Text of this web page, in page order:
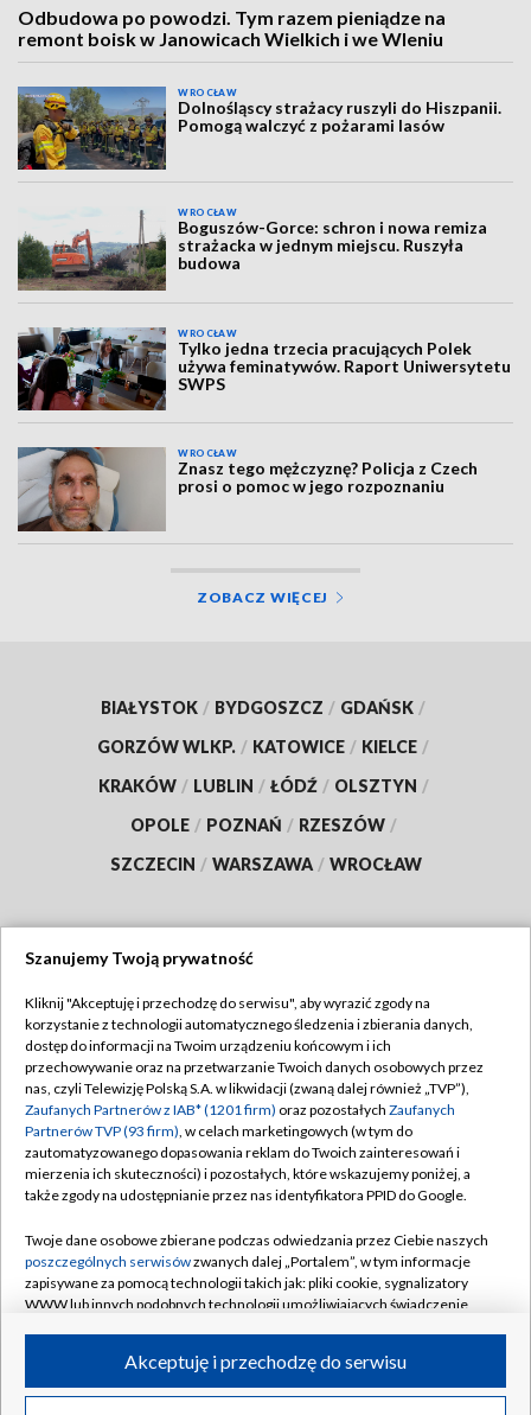
Odbudowa po powodzi. Tym razem pieniądze na
remont boisk w Janowicach Wielkich i we Wleniu
WROCŁAW
Dolnośląscy strażacy ruszyli do Hiszpanii.
Pomogą walczyć z pożarami lasów
WROCŁAW
Boguszów-Gorce: schron i nowa remiza
strażacka w jednym miejscu. Ruszyła
budowa
WROCŁAW
Tylko jedna trzecia pracujących Polek
używa feminatywów. Raport Uniwersytetu
SWPS
WROCŁAW
Znasz tego mężczyznę? Policja z Czech
prosi o pomoc w jego rozpoznaniu
ZOBACZ WIĘCEJ
BIAŁYSTOK / BYDGOSZCZ / GDAŃSK /
GORZÓW WLKP. / KATOWICE / KIELCE /
KRAKÓW / LUBLIN / ŁÓDŹ / OLSZTYN /
OPOLE / POZNAŃ / RZESZÓW /
SZCZECIN / WARSZAWA / WROCŁAW
TVP
Abonament TVP
Emisja w TVP
Centrum informacji TVP
Naziemna Telewizja Cyfrowa
Rada Programowa
System NOS
Informacje o nadawcy
Program dla prasy
Regulamin TVP
Polityka prywatności
Moje zgody
Pomoc
Kontakt
Kanały
©2026 Telewizja Polska S.A. w likwidacji
Szanujemy Twoją prywatność
Kliknij "Akceptuję i przechodzę do serwisu", aby wyrazić zgody na
korzystanie z technologii automatycznego śledzenia i zbierania danych,
dostęp do informacji na Twoim urządzeniu końcowym i ich
przechowywanie oraz na przetwarzanie Twoich danych osobowych przez
nas, czyli Telewizję Polską S.A. w likwidacji (zwaną dalej również „TVP”),
Zaufanych Partnerów z IAB* (1201 firm) oraz pozostałych Zaufanych
Partnerów TVP (93 firm), w celach marketingowych (w tym do
zautomatyzowanego dopasowania reklam do Twoich zainteresowań i
mierzenia ich skuteczności) i pozostałych, które wskazujemy poniżej, a
także zgody na udostępnianie przez nas identyfikatora PPID do Google.
Twoje dane osobowe zbierane podczas odwiedzania przez Ciebie naszych
poszczególnych serwisówzwanych dalej „Portalem”, w tym informacje
zapisywane za pomocą technologii takich jak: pliki cookie, sygnalizatory
WWW lub innych podobnych technologii umożliwiających świadczenie
ruchu w Internecie.Akceptuję i przechodzę do serwisu